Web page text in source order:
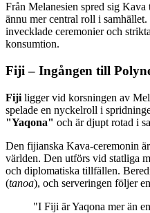
Från Melanesien spred sig Kava
ännu mer central roll i
invecklade ceremonier och
konsumtion.
Fiji – Ingången till
Fiji ligger vid korsningen av
spelade en nyckelroll i
"Yaqona" och är djupt rotad i
Den fijianska Kava-ceremonin
världen. Den utförs vid statliga
och diplomatiska tillfällen.
(tanoa), och serveringen följer
"I Fiji är Yaqona mer än